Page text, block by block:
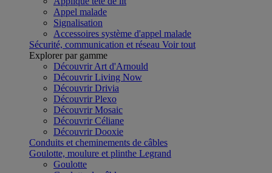
Appel malade
Signalisation
Accessoires système d'appel malade
Sécurité, communication et réseau Voir tout
Explorer par gamme
Découvrir Art d'Arnould
Découvrir Living Now
Découvrir Drivia
Découvrir Plexo
Découvrir Mosaic
Découvrir Céliane
Découvrir Dooxie
Conduits et cheminements de câbles
Goulotte, moulure et plinthe Legrand
Goulotte